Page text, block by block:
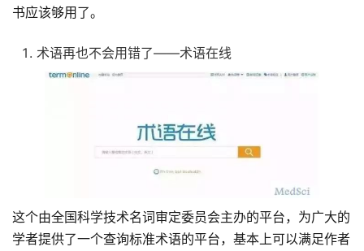
书应该够用了。
术语再也不会用错了——术语在线
这个由全国科学技术名词审定委员会主办的平台，为广大的
学者提供了一个查询标准术语的平台，基本上可以满足作者